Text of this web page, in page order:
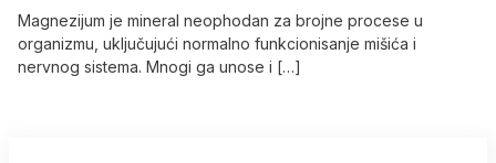
Magnezijum je mineral neophodan za brojne procese u
organizmu, uključujući normalno funkcionisanje mišića i
nervnog sistema. Mnogi ga unose i […]